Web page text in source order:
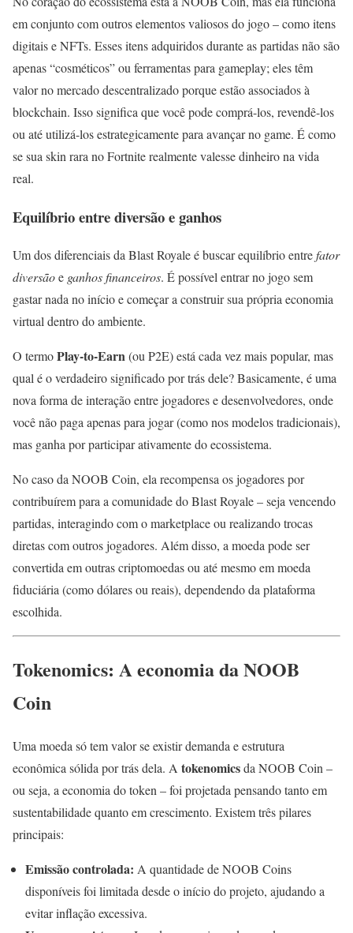
em conjunto com outros elementos valiosos do jogo – como itens
digitais e NFTs. Esses itens adquiridos durante as partidas não são
apenas “cosméticos” ou ferramentas para gameplay; eles têm
valor no mercado descentralizado porque estão associados à
blockchain. Isso significa que você pode comprá-los, revendê-los
ou até utilizá-los estrategicamente para avançar no game. É como
se sua skin rara no Fortnite realmente valesse dinheiro na vida
real.
Equilíbrio entre diversão e ganhos
Um dos diferenciais da Blast Royale é buscar equilíbrio entrefator
diversãoe ganhos financeiros. É possível entrar no jogo sem
gastar nada no início e começar a construir sua própria economia
virtual dentro do ambiente.
O termoPlay-to-Earn(ou P2E) está cada vez mais popular, mas
qual é o verdadeiro significado por trás dele? Basicamente, é uma
nova forma de interação entre jogadores e desenvolvedores, onde
você não paga apenas para jogar (como nos modelos tradicionais),
mas ganha por participar ativamente do ecossistema.
No caso da NOOB Coin, ela recompensa os jogadores por
contribuírem para a comunidade do Blast Royale – seja vencendo
partidas, interagindo com o marketplace ou realizando trocas
diretas com outros jogadores. Além disso, a moeda pode ser
convertida em outras criptomoedas ou até mesmo em moeda
fiduciária (como dólares ou reais), dependendo da plataforma
escolhida.
Tokenomics: A economia da NOOB
Coin
Uma moeda só tem valor se existir demanda e estrutura
econômica sólida por trás dela. A tokenomicsda NOOB Coin –
ou seja, a economia do token – foi projetada pensando tanto em
sustentabilidade quanto em crescimento. Existem três pilares
principais:
Emissão controlada: A quantidade de NOOB Coins
disponíveis foi limitada desde o início do projeto, ajudando a
evitar inflação excessiva.